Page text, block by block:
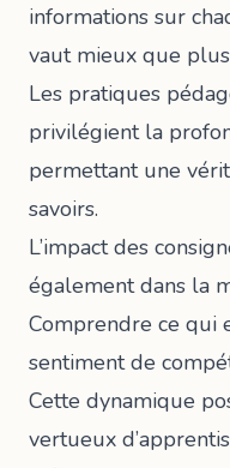
informations sur
vaut mieux que
Les pratiques
privilégient la
permettant une
savoirs.
L’impact des
également dans la
Comprendre ce qui
sentiment de
Cette dynamique
vertueux